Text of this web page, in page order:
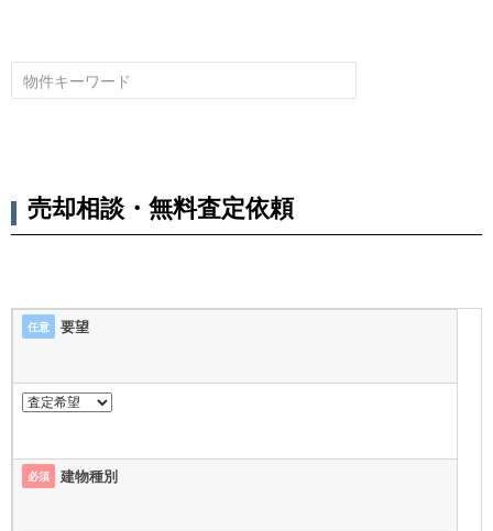
売却相談・無料査定依頼
任意 要望
必須 建物種別